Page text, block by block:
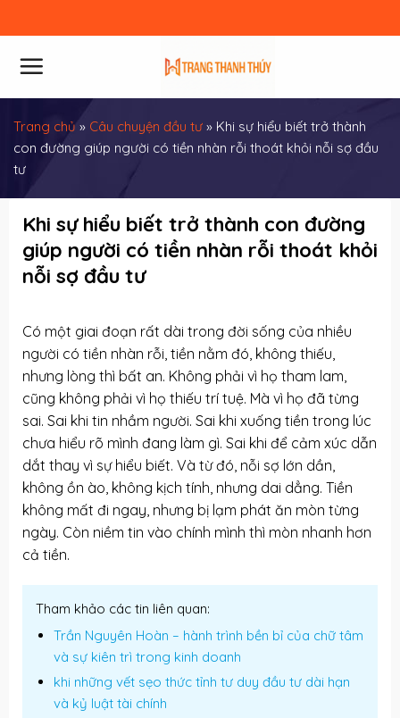
to
content
Trang chủ » Câu chuyện đầu tư » Khi sự hiểu biết trở thành
con đường giúp người có tiền nhàn rỗi thoát khỏi nỗi sợ đầu
tư
Khi sự hiểu biết trở thành con đường
giúp người có tiền nhàn rỗi thoát khỏi
nỗi sợ đầu tư
Có một giai đoạn rất dài trong đời sống của nhiều
người có tiền nhàn rỗi, tiền nằm đó, không thiếu,
nhưng lòng thì bất an. Không phải vì họ tham lam,
cũng không phải vì họ thiếu trí tuệ. Mà vì họ đã từng
sai. Sai khi tin nhầm người. Sai khi xuống tiền trong lúc
chưa hiểu rõ mình đang làm gì. Sai khi để cảm xúc dẫn
dắt thay vì sự hiểu biết. Và từ đó, nỗi sợ lớn dần,
không ồn ào, không kịch tính, nhưng dai dẳng. Tiền
không mất đi ngay, nhưng bị lạm phát ăn mòn từng
ngày. Còn niềm tin vào chính mình thì mòn nhanh hơn
cả tiền.
Tham khảo các tin liên quan:
Trần Nguyên Hoàn – hành trình bền bỉ của chữ tâm
và sự kiên trì trong kinh doanh
khi những vết sẹo thức tỉnh tư duy đầu tư dài hạn
và kỷ luật tài chính